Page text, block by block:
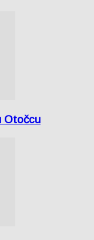
Otočcu